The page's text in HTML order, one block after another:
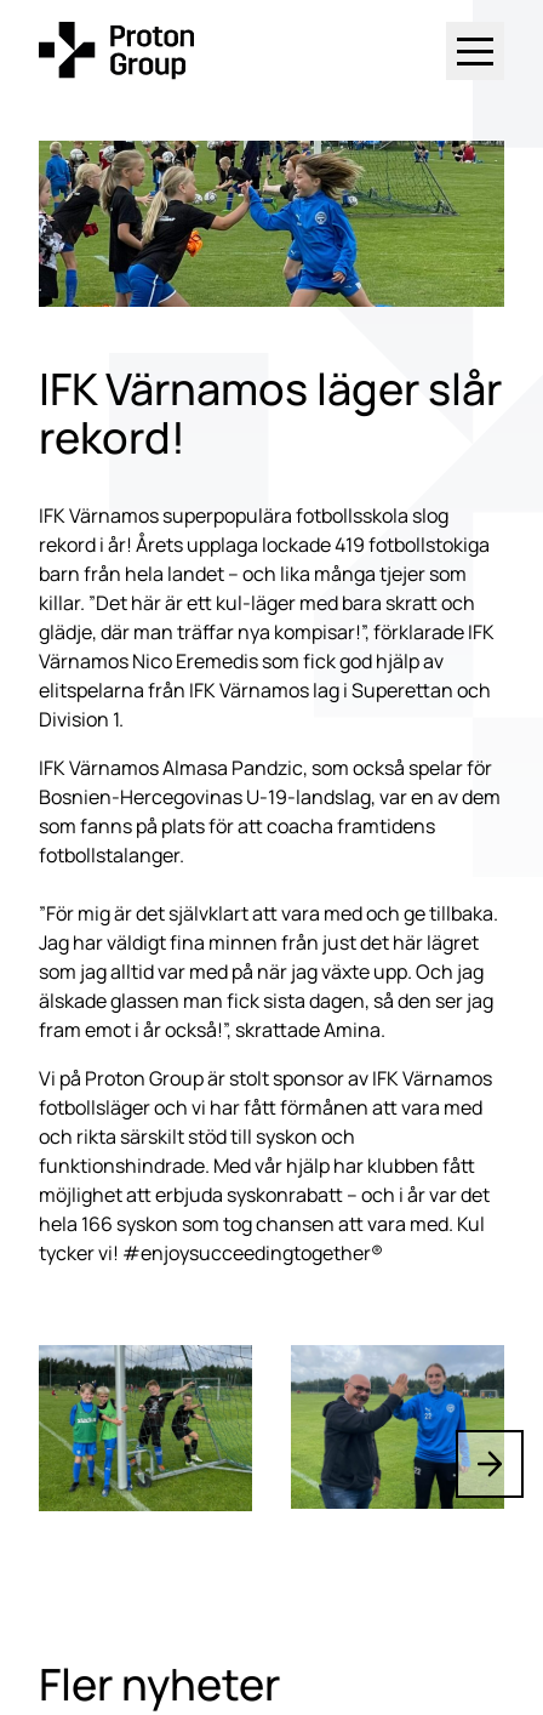
IFK Värnamos läger slår
rekord!
IFK Värnamos superpopulära fotbollsskola slog
rekord i år! Årets upplaga lockade 419 fotbollstokiga
barn från hela landet – och lika många tjejer som
killar. ”Det här är ett kul-läger med bara skratt och
glädje, där man träffar nya kompisar!”, förklarade IFK
Värnamos Nico Eremedis som fick god hjälp av
elitspelarna från IFK Värnamos lag i Superettan och
Division 1.
IFK Värnamos Almasa Pandzic, som också spelar för
Bosnien-Hercegovinas U-19-landslag, var en av dem
som fanns på plats för att coacha framtidens
fotbollstalanger.
”För mig är det självklart att vara med och ge tillbaka.
Jag har väldigt fina minnen från just det här lägret
som jag alltid var med på när jag växte upp. Och jag
älskade glassen man fick sista dagen, så den ser jag
fram emot i år också!”, skrattade Amina.
Vi på Proton Group är stolt sponsor av IFK Värnamos
fotbollsläger och vi har fått förmånen att vara med
och rikta särskilt stöd till syskon och
funktionshindrade. Med vår hjälp har klubben fått
möjlighet att erbjuda syskonrabatt – och i år var det
hela 166 syskon som tog chansen att vara med. Kul
tycker vi! #enjoysucceedingtogether®
Fler nyheter